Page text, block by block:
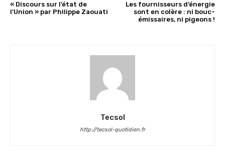
« Discours sur l’état de
l’Union » par Philippe Zaouati
Les fournisseurs d’énergie
sont en colère : ni bouc-
émissaires, ni pigeons !
Tecsol
http://tecsol-quotidien.fr